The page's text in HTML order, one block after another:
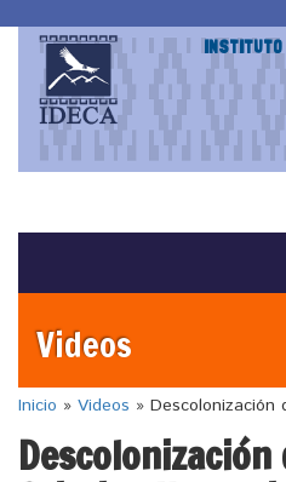
Videos
Inicio » Videos » Descolonización